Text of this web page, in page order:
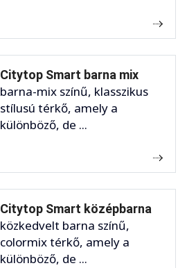
Citytop Smart barna mix
barna-mix színű, klasszikus
stílusú térkő, amely a
különböző, de ...
Citytop Smart középbarna
közkedvelt barna színű,
colormix térkő, amely a
különböző, de ...